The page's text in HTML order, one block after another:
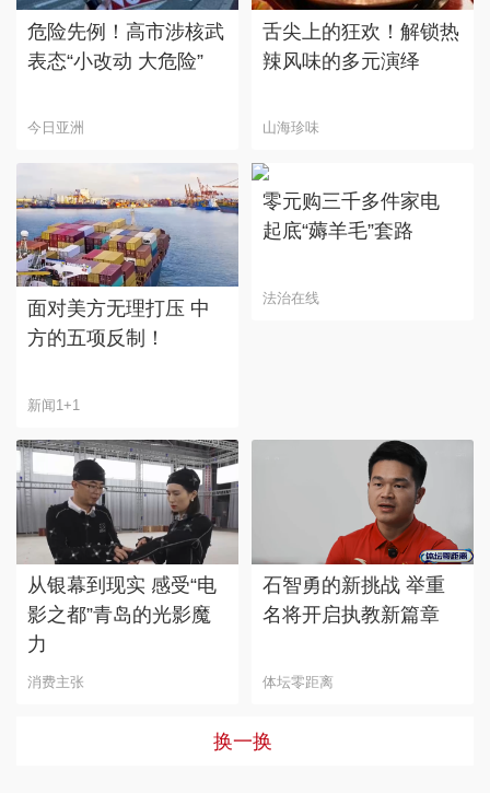
危险先例！高市涉核武
表态“小改动 大危险”
今日亚洲
舌尖上的狂欢！解锁热
辣风味的多元演绎
山海珍味
面对美方无理打压 中
方的五项反制！
新闻1+1
零元购三千多件家电
起底“薅羊毛”套路
法治在线
从银幕到现实 感受“电
影之都”青岛的光影魔
力
消费主张
石智勇的新挑战 举重
名将开启执教新篇章
体坛零距离
换一换